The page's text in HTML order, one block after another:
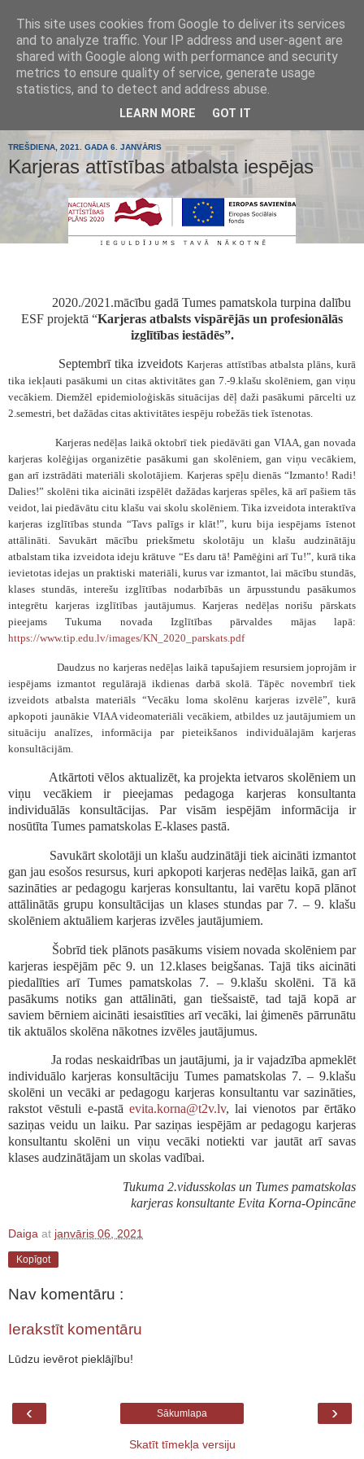
Tumes
pamatskola
TREŠDIENA, 2021. GADA 6. JANVĀRIS
Karjeras attīstības atbalsta iespējas
2020./2021.mācību gadā Tumes pamatskola turpina dalību
ESF projektā “Karjeras atbalsts vispārējās un profesionālās
izglītības iestādēs”.
Septembrī tika izveidotsKarjeras attīstības atbalsta plāns, kurā
tika iekļauti pasākumi un citas aktivitātes gan 7.-9.klašu skolēniem, gan viņu
vecākiem. Diemžēl epidemioloģiskās situācijas dēļ daži pasākumi pārcelti uz
2.semestri, bet dažādas citas aktivitātes iespēju robežās tiek īstenotas.
Karjeras nedēļas laikā oktobrī tiek piedāvāti gan VIAA, gan novada
karjeras kolēģijas organizētie pasākumi gan skolēniem, gan viņu vecākiem,
gan arī izstrādāti materiāli skolotājiem. Karjeras spēļu dienās “Izmanto! Radi!
Dalies!” skolēni tika aicināti izspēlēt dažādas karjeras spēles, kā arī pašiem tās
veidot, lai piedāvātu citu klašu vai skolu skolēniem. Tika izveidota interaktīva
karjeras izglītības stunda “Tavs palīgs ir klāt!”, kuru bija iespējams īstenot
attālināti. Savukārt mācību priekšmetu skolotāju un klašu audzinātāju
atbalstam tika izveidota ideju krātuve “Es daru tā! Pamēģini arī Tu!”, kurā tika
ievietotas idejas un praktiski materiāli, kurus var izmantot, lai mācību stundās,
klases stundās, interešu izglītības nodarbībās un ārpusstundu pasākumos
integrētu karjeras izglītības jautājumus. Karjeras nedēļas norišu pārskats
pieejams Tukuma novada Izglītības pārvaldes mājas lapā:
https://www.tip.edu.lv/images/KN_2020_parskats.pdf
Daudzus no karjeras nedēļas laikā tapušajiem resursiem joprojām ir
iespējams izmantot regulārajā ikdienas darbā skolā. Tāpēc novembrī tiek
izveidots atbalsta materiāls “Vecāku loma skolēnu karjeras izvēlē”, kurā
apkopoti jaunākie VIAA videomateriāli vecākiem, atbildes uz jautājumiem un
situāciju analīzes, informācija par pieteikšanos individuālajām karjeras
konsultācijām.
Atkārtoti vēlos aktualizēt, ka projekta ietvaros skolēniem un
viņu vecākiem ir pieejamas pedagoga karjeras konsultanta
individuālās konsultācijas. Par visām iespējām informācija ir
nosūtīta Tumes pamatskolas E-klases pastā.
Savukārt skolotāji un klašu audzinātāji tiek aicināti izmantot
gan jau esošos resursus, kuri apkopoti karjeras nedēļas laikā, gan arī
sazināties ar pedagogu karjeras konsultantu, lai varētu kopā plānot
attālinātās grupu konsultācijas un klases stundas par 7. – 9. klašu
skolēniem aktuāliem karjeras izvēles jautājumiem.
Šobrīd tiek plānots pasākums visiem novada skolēniem par
karjeras iespējām pēc 9. un 12.klases beigšanas. Tajā tiks aicināti
piedalīties arī Tumes pamatskolas 7. – 9.klašu skolēni. Tā kā
pasākums notiks gan attālināti, gan tiešsaistē, tad tajā kopā ar
saviem bērniem aicināti iesaistīties arī vecāki, lai ģimenēs pārrunātu
tik aktuālos skolēna nākotnes izvēles jautājumus.
Ja rodas neskaidrības un jautājumi, ja ir vajadzība apmeklēt
individuālo karjeras konsultāciju Tumes pamatskolas 7. – 9.klašu
skolēni un vecāki ar pedagogu karjeras konsultantu var sazināties,
rakstot vēstuli e-pastā evita.korna@t2v.lv, lai vienotos par ērtāko
saziņas veidu un laiku. Par saziņas iespējām ar pedagogu karjeras
konsultantu skolēni un viņu vecāki notiekti var jautāt arī savas
klases audzinātājam un skolas vadībai.
Tukuma 2.vidusskolas un Tumes pamatskolas
karjeras konsultante Evita Korna-Opincāne
Daiga at janvāris 06, 2021
Kopīgot
Nav komentāru :
Ierakstīt komentāru
Lūdzu ievērot pieklājību!
‹ ›
Sākumlapa
Skatīt tīmekļa versiju
This site uses cookies from Google to deliver its services
and to analyze traffic. Your IP address and user-agent are
shared with Google along with performance and security
metrics to ensure quality of service, generate usage
statistics, and to detect and address abuse.
LEARN MORE GOT IT